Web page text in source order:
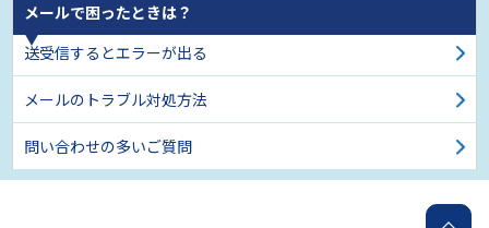
メールで困ったときは？
送受信するとエラーが出る
メールのトラブル対処方法
問い合わせの多いご質問